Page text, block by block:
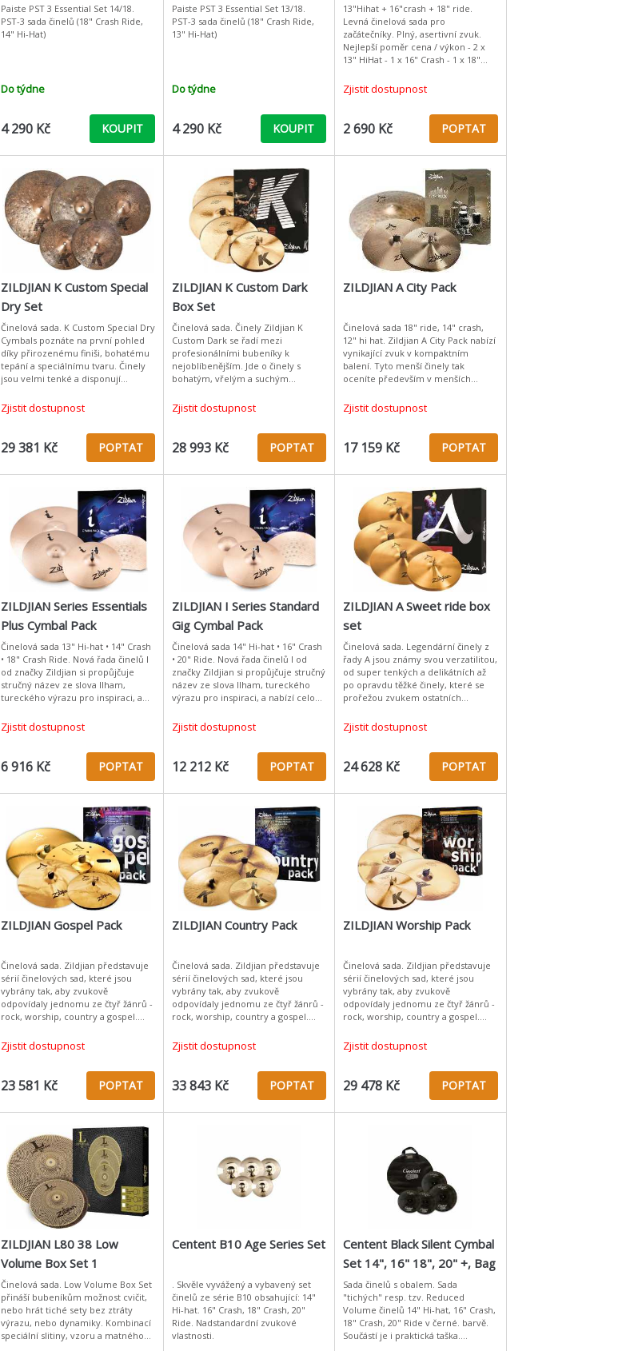
Paiste PST 3 Essential Set 14/18.
PST-3 sada činelů (18" Crash Ride,
14" Hi-Hat)
Do týdne
4 290 Kč KOUPIT
Paiste PST 3 Essential Set 13/18.
PST-3 sada činelů (18" Crash Ride,
13" Hi-Hat)
Do týdne
4 290 Kč KOUPIT
13"Hihat + 16"crash + 18" ride.
Levná činelová sada pro
začátečníky. Plný, asertivní zvuk.
Nejlepší poměr cena / výkon - 2 x
13" HiHat - 1 x 16" Crash - 1 x 18"
Zjistit dostupnost
2 690 Kč POPTAT
ZILDJIAN K Custom Special
Dry Set
Činelová sada. K Custom Special Dry
Cymbals poznáte na první pohled
díky přirozenému finiši, bohatému
tepání a speciálnímu tvaru. Činely
jsou velmi tenké a disponují
přiměřeným dozvukem
Zjistit dostupnost
29 381 Kč POPTAT
ZILDJIAN K Custom Dark
Box Set
Činelová sada. Činely Zildjian K
Custom Dark se řadí mezi
profesionálními bubeníky k
nejoblíbenějším. Jde o činely s
bohatým, vřelým a suchým
pro tradiční turecké činely z 19.
století. Ř
Zjistit dostupnost
28 993 Kč POPTAT
ZILDJIAN A City Pack
Činelová sada 18" ride, 14" crash,
12" hi hat. Zildjian A City Pack nabízí
vynikající zvuk v kompaktním
balení. Tyto menší činely tak
oceníte především v menších
menších klubech nebo při dom
Zjistit dostupnost
17 159 Kč POPTAT
ZILDJIAN Series Essentials
Plus Cymbal Pack
Činelová sada 13" Hi-hat • 14" Crash
• 18" Crash Ride. Nová řada činelů I
od značky Zildjian si propůjčuje
stručný název ze slova Ilham,
tureckého výrazu pro inspiraci, a
zvuků, které po
Zjistit dostupnost
6 916 Kč POPTAT
ZILDJIAN I Series Standard
Gig Cymbal Pack
Činelová sada 14" Hi-hat • 16" Crash
• 20" Ride. Nová řada činelů I od
značky Zildjian si propůjčuje stručný
název ze slova Ilham, tureckého
výrazu pro inspiraci, a nabízí celou
posunou v
Zjistit dostupnost
12 212 Kč POPTAT
ZILDJIAN A Sweet ride box
set
Činelová sada. Legendární činely z
řady A jsou známy svou verzatilitou,
od super tenkých a delikátních až
po opravdu těžké činely, které se
prořežou zvukem ostatních
jim před nedávnem je
Zjistit dostupnost
24 628 Kč POPTAT
ZILDJIAN Gospel Pack
Činelová sada. Zildjian představuje
sérií činelových sad, které jsou
vybrány tak, aby zvukově
odpovídaly jednomu ze čtyř žánrů -
rock, worship, country a gospel.
A Custom. Jejich
Zjistit dostupnost
23 581 Kč POPTAT
ZILDJIAN Country Pack
Činelová sada. Zildjian představuje
sérií činelových sad, které jsou
vybrány tak, aby zvukově
odpovídaly jednomu ze čtyř žánrů -
rock, worship, country a gospel.
oblíbené K série,
Zjistit dostupnost
33 843 Kč POPTAT
ZILDJIAN Worship Pack
Činelová sada. Zildjian představuje
sérií činelových sad, které jsou
vybrány tak, aby zvukově
odpovídaly jednomu ze čtyř žánrů -
rock, worship, country a gospel.
bubeníkům hledajícím vřel
Zjistit dostupnost
29 478 Kč POPTAT
ZILDJIAN L80 38 Low
Volume Box Set 1
Činelová sada. Low Volume Box Set
přináší bubeníkům možnost cvičit,
nebo hrát tiché sety bez ztráty
výrazu, nebo dynamiky. Kombinací
speciální slitiny, vzoru a matného
Centent B10 Age Series Set
. Skvěle vyvážený a vybavený set
činelů ze série B10 obsahující: 14"
Hi-hat. 16" Crash, 18" Crash, 20"
Ride. Nadstandardní zvukové
vlastnosti.
Centent Black Silent Cymbal
Set 14", 16" 18", 20" +, Bag
Sada činelů s obalem. Sada
"tichých" resp. tzv. Reduced
Volume činelů 14" Hi-hat, 16" Crash,
18" Crash, 20" Ride v černé. barvě.
Součástí je i praktická taška.